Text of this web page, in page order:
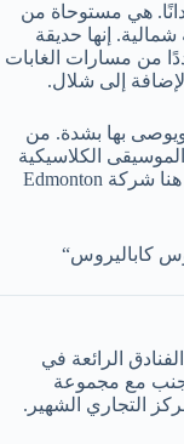
الآغا خان التي تبلغ مساحتها حوالي 12 فدانًا. هي مستوحاة من
شمالية. إنها حديقة
من مسارات الغابات
إلى شلال.
ويوصى بها بشدة. من
الكلاسيكية
أيضًا حدث Opera al Fresco السنوي الذي تقيمه هنا شركة Edmonton
كاباليروس“
الرائعة في
جنب مع مجموعة